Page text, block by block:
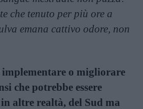
che tenuto per più ore a
emana cattivo odore, non
o migliorare
che potrebbe essere
altre realtà, del Sud ma